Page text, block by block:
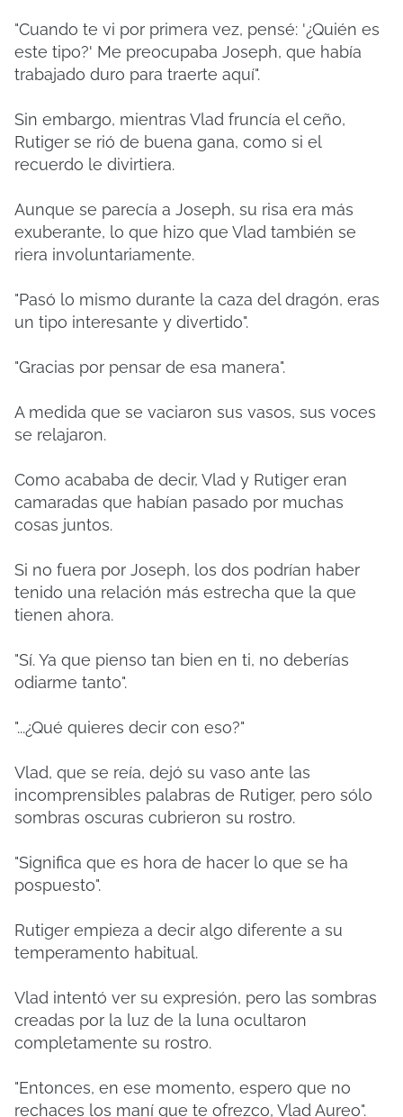
"Cuando te vi por primera vez, pensé: '¿Quién es
este tipo?' Me preocupaba Joseph, que había
trabajado duro para traerte aquí".
Sin embargo, mientras Vlad fruncía el ceño,
Rutiger se rió de buena gana, como si el
recuerdo le divirtiera.
Aunque se parecía a Joseph, su risa era más
exuberante, lo que hizo que Vlad también se
riera involuntariamente.
"Pasó lo mismo durante la caza del dragón, eras
un tipo interesante y divertido".
"Gracias por pensar de esa manera".
A medida que se vaciaron sus vasos, sus voces
se relajaron.
Como acababa de decir, Vlad y Rutiger eran
camaradas que habían pasado por muchas
cosas juntos.
Si no fuera por Joseph, los dos podrían haber
tenido una relación más estrecha que la que
tienen ahora.
"Sí. Ya que pienso tan bien en ti, no deberías
odiarme tanto".
"...¿Qué quieres decir con eso?"
Vlad, que se reía, dejó su vaso ante las
incomprensibles palabras de Rutiger, pero sólo
sombras oscuras cubrieron su rostro.
"Significa que es hora de hacer lo que se ha
pospuesto".
Rutiger empieza a decir algo diferente a su
temperamento habitual.
Vlad intentó ver su expresión, pero las sombras
creadas por la luz de la luna ocultaron
completamente su rostro.
"Entonces, en ese momento, espero que no
rechaces los maní que te ofrezco, Vlad Aureo".